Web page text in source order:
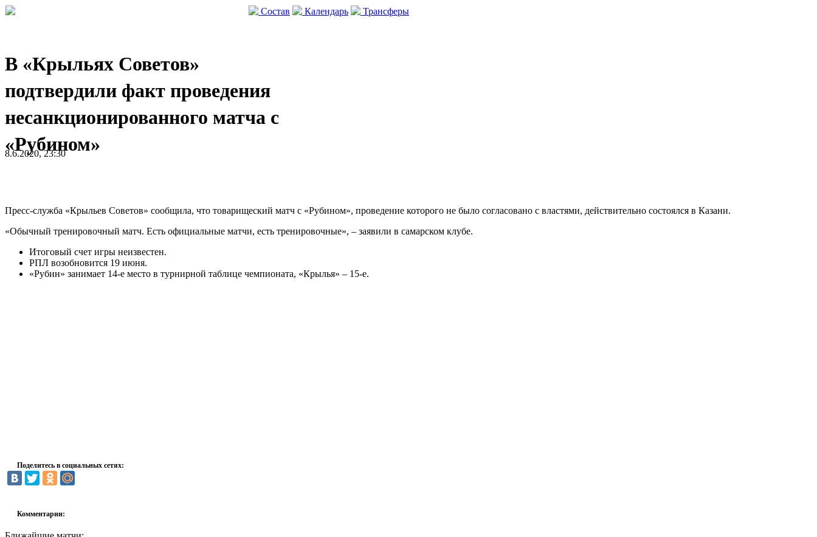
Состав Календарь Трансферы
В «Крыльях Советов»
подтвердили факт проведения
несанкционированного матча с
«Рубином»
8.6.2020, 23:30
Пресс-служба «Крыльев Советов» сообщила, что товарищеский матч с «Рубином», проведение которого не было согласовано с властями, действительно состоялся в Казани.
«Обычный тренировочный матч. Есть официальные матчи, есть тренировочные», – заявили в самарском клубе.
Итоговый счет игры неизвестен.
РПЛ возобновится 19 июня.
«Рубин» занимает 14-е место в турнирной таблице чемпионата, «Крылья» – 15-е.
Поделитесь в социальных сетях:
Комментарии: